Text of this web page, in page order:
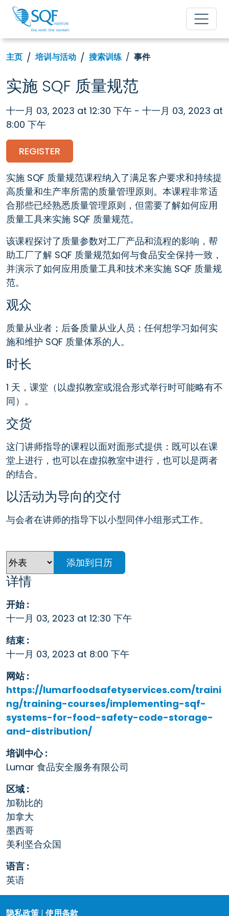
主页 培训与活动 搜索训练 事件
实施 SQF 质量规范
十一月 03, 2023 at 12:30 下午 - 十一月 03, 2023 at
8:00 下午
REGISTER
实施 SQF 质量规范课程纳入了满足客户要求和持续提
高质量和生产率所需的质量管理原则。本课程非常适
合那些已经熟悉质量管理原则，但需要了解如何应用
质量工具来实施 SQF 质量规范。
该课程探讨了质量参数对工厂产品和流程的影响，帮
助工厂了解 SQF 质量规范如何与食品安全保持一致，
并演示了如何应用质量工具和技术来实施 SQF 质量规
范。
观众
质量从业者；后备质量从业人员；任何想学习如何实
施和维护 SQF 质量体系的人。
时长
1 天，课堂（以虚拟教室或混合形式举行时可能略有不
同）。
交货
这门讲师指导的课程以面对面形式提供：既可以在课
堂上进行，也可以在虚拟教室中进行，也可以是两者
的结合。
以活动为导向的交付
与会者在讲师的指导下以小型同伴小组形式工作。
添加到日历
详情
开始 :
十一月 03, 2023 at 12:30 下午
结束 :
十一月 03, 2023 at 8:00 下午
网站 :
https://lumarfoodsafetyservices.com/traini
ng/training-courses/implementing-sqf-
systems-for-food-safety-code-storage-
and-distribution/
培训中心 :
Lumar 食品安全服务有限公司
区域 :
加勒比的
加拿大
墨西哥
美利坚合众国
语言 :
英语
隐私政策 | 使用条款